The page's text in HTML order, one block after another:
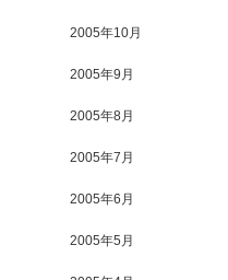
2005年10月
2005年9月
2005年8月
2005年7月
2005年6月
2005年5月